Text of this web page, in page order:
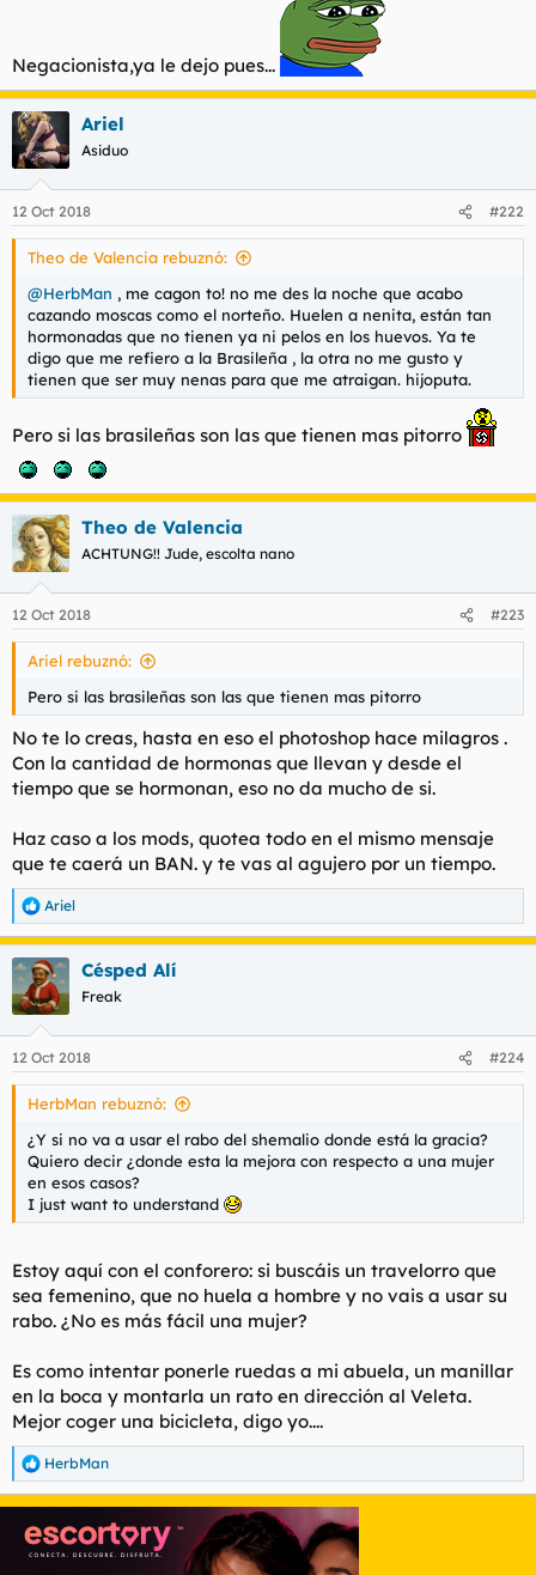
Negacionista,ya le dejo pues...
Ariel
Asiduo
12 Oct 2018 #222
Theo de Valencia rebuznó:
@HerbMan , me cagon to! no me des la noche que acabo
cazando moscas como el norteño. Huelen a nenita, están tan
hormonadas que no tienen ya ni pelos en los huevos. Ya te
digo que me refiero a la Brasileña , la otra no me gusto y
tienen que ser muy nenas para que me atraigan. hijoputa.
Pero si las brasileñas son las que tienen mas pitorro
Theo de Valencia
ACHTUNG!! Jude, escolta nano
12 Oct 2018 #223
Ariel rebuznó:
Pero si las brasileñas son las que tienen mas pitorro
No te lo creas, hasta en eso el photoshop hace milagros .
Con la cantidad de hormonas que llevan y desde el
tiempo que se hormonan, eso no da mucho de si.
Haz caso a los mods, quotea todo en el mismo mensaje
que te caerá un BAN. y te vas al agujero por un tiempo.
R
e
a
c
c
i
e
s
Ariel
Césped Alí
Freak
12 Oct 2018 #224
HerbMan rebuznó:
¿Y si no va a usar el rabo del shemalio donde está la gracia?
Quiero decir ¿donde esta la mejora con respecto a una mujer
en esos casos?
I just want to understand
Estoy aquí con el conforero: si buscáis un travelorro que
sea femenino, que no huela a hombre y no vais a usar su
rabo. ¿No es más fácil una mujer?
Es como intentar ponerle ruedas a mi abuela, un manillar
en la boca y montarla un rato en dirección al Veleta.
Mejor coger una bicicleta, digo yo....
R
e
a
c
c
HerbMan